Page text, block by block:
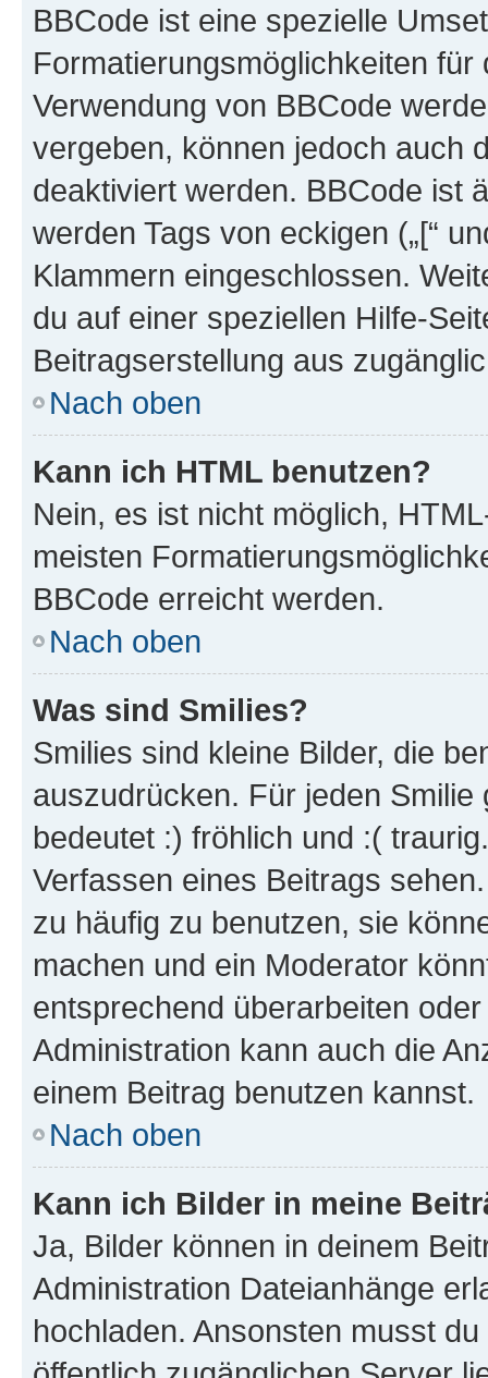
BBCode ist eine spezielle
Formatierungsmöglichkeiten
Verwendung von BBCode
vergeben, können jedoch auch
deaktiviert werden. BBCode ist
werden Tags von eckigen („[“
Klammern eingeschlossen.
du auf einer speziellen Hilfe-
Beitragserstellung aus
Nach oben
Kann ich HTML benutzen?
Nein, es ist nicht möglich,
meisten
BBCode erreicht werden.
Nach oben
Was sind Smilies?
Smilies sind kleine Bilder, die
auszudrücken. Für jeden
bedeutet :) fröhlich und :(
Verfassen eines Beitrags
zu häufig zu benutzen, sie
machen und ein Moderator
entsprechend überarbeiten
Administration kann auch die
einem Beitrag benutzen kannst.
Nach oben
Kann ich Bilder in meine
Ja, Bilder können in deinem
Administration Dateianhänge
hochladen. Ansonsten musst